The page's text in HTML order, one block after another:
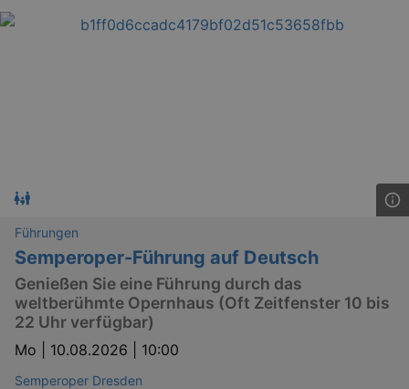
Führungen
Semperoper-Führung auf Deutsch
Genießen Sie eine Führung durch das
weltberühmte Opernhaus (Oft Zeitfenster 10 bis
22 Uhr verfügbar)
Mo | 10.08.2026 | 10:00
Semperoper Dresden